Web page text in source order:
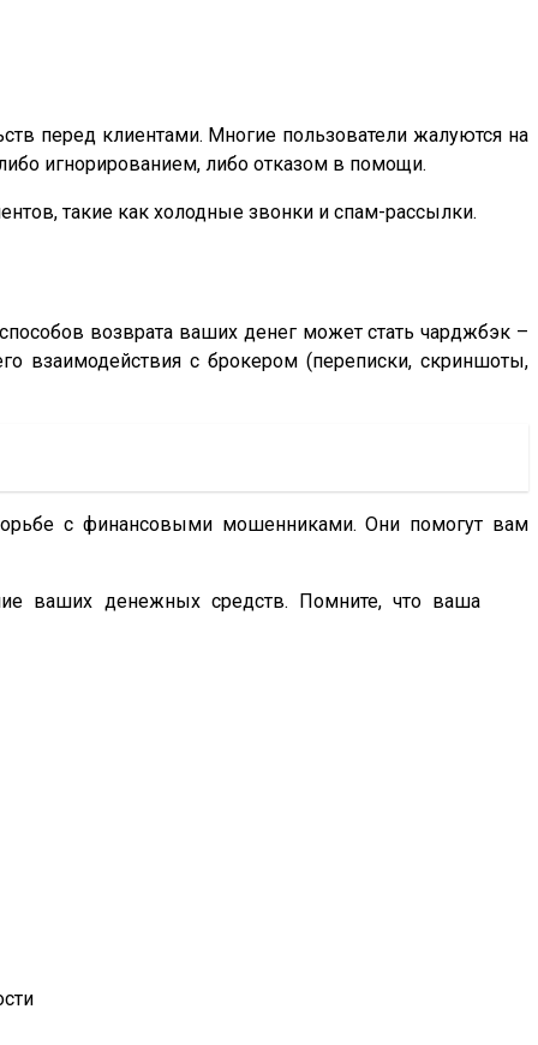
перед клиентами. Многие пользователи жалуются на
игнорированием, либо отказом в помощи.
такие как холодные звонки и спам-рассылки.
возврата ваших денег может стать чарджбэк –
взаимодействия с брокером (переписки, скриншоты,
с финансовыми мошенниками. Они помогут вам
ваших денежных средств. Помните, что ваша